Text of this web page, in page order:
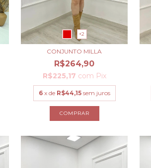
+2
CONJUNTO MILLA
R$264,90
R$225,17 com Pix
6 x de R$44,15 sem juros
COMPRAR